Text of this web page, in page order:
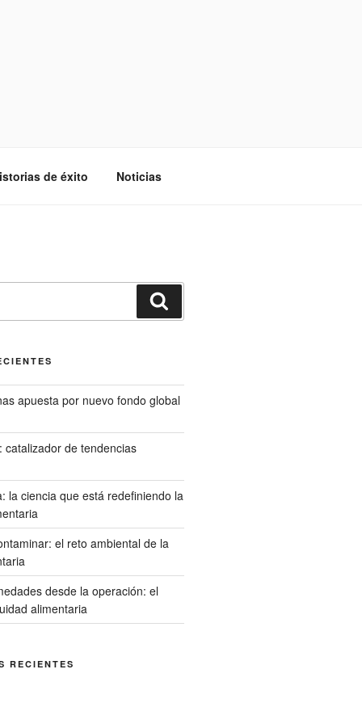
de éxito Noticias
apuesta por nuevo fondo global
catalizador de tendencias
la ciencia que está redefiniendo la
el reto ambiental de la
desde la operación: el
alimentaria
RECIENTES